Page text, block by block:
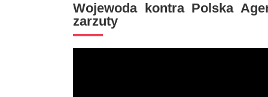
Wojewoda kontra Polska
zarzuty